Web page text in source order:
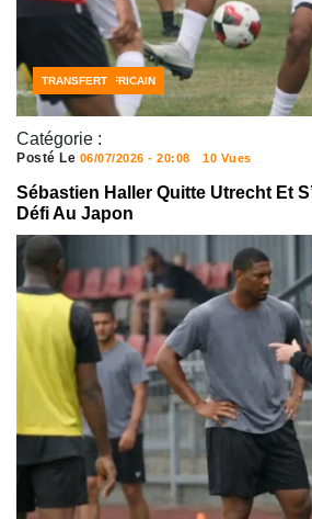
Catégorie :
FOOTBALL AFRICAIN
TRANSFERT
Posté Le 06/07/2026 - 20:08 10 Vues
Sébastien Haller Quitte Utrecht Et
Défi Au Japon